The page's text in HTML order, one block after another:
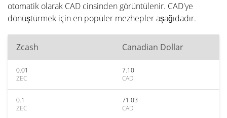
otomatik olarak CAD cinsinden görüntülenir. CAD'ye
dönüştürmek için en popüler mezhepler aşağıdadır.
Zcash Canadian Dollar
0.01
ZEC
7.10
CAD
0.1
ZEC
71.03
CAD